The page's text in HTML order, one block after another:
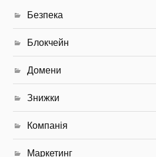
Безпека
Блокчейн
Домени
Знижки
Компанія
Маркетинг